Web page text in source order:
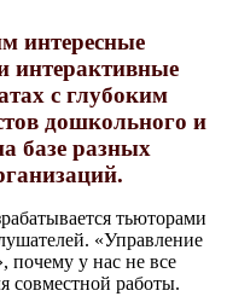
интересные
интерактивные
с глубоким
дошкольного и
базе разных
тьюторами
«Управление
почему у нас не все
совместной работы.